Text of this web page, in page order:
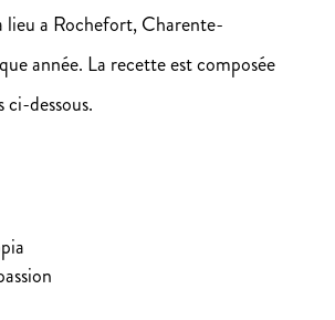
lieu a Rochefort, Charente-
année. La recette est composée
ci-dessous.